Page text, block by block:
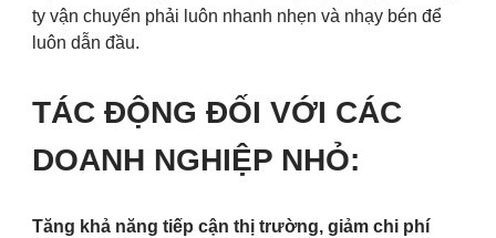
ty vận chuyển phải luôn nhanh nhẹn và nhạy bén để
luôn dẫn đầu.
TÁC ĐỘNG ĐỐI VỚI CÁC
DOANH NGHIỆP NHỎ:
Tăng khả năng tiếp cận thị trường, giảm chi phí